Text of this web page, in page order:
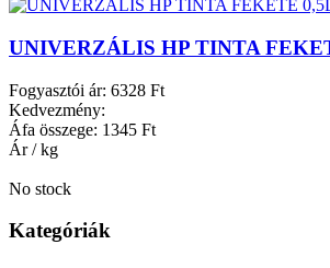
UNIVERZÁLIS HP TINTA
Fogyasztói ár: 6328 Ft
Kedvezmény:
Áfa összege: 1345 Ft
Ár / kg
No stock
Kategóriák